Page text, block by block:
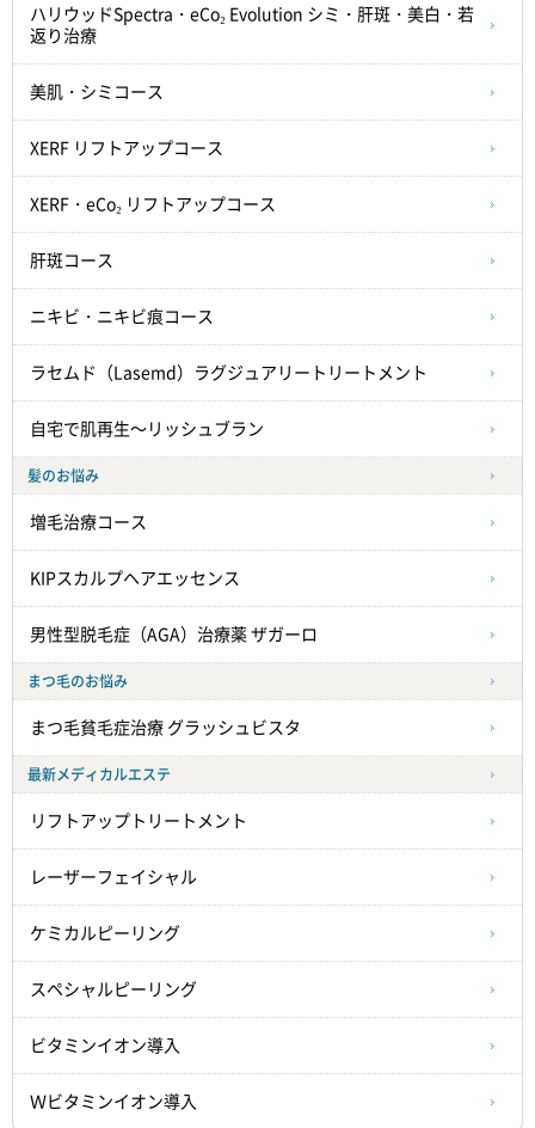
ハリウッドSpectra・eCo₂ Evolution シミ・肝斑・美白・若
返り治療
美肌・シミコース
XERF リフトアップコース
XERF・eCo₂ リフトアップコース
肝斑コース
ニキビ・ニキビ痕コース
ラセムド（Lasemd）ラグジュアリートリートメント
自宅で肌再生～リッシュブラン
髪のお悩み
増毛治療コース
KIPスカルプヘアエッセンス
男性型脱毛症（AGA）治療薬 ザガーロ
まつ毛のお悩み
まつ毛貧毛症治療 グラッシュビスタ
最新メディカルエステ
リフトアップトリートメント
レーザーフェイシャル
ケミカルピーリング
スペシャルピーリング
ビタミンイオン導入
Ｗビタミンイオン導入